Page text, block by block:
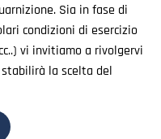
Sia in fase di
condizioni di esercizio
vi invitiamo a rivolgervi
la scelta del